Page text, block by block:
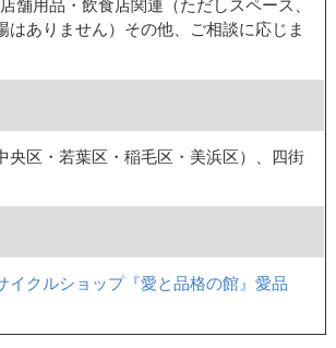
舗用品・飲食店関連（ただしスペース、
はありません）その他、ご相談に応じま
区・若葉区・稲毛区・美浜区）、四街
イクルショップ『愛と品格の館』愛品